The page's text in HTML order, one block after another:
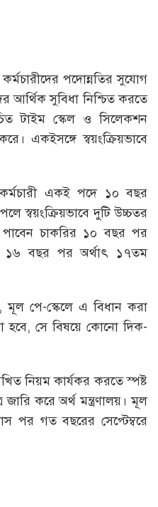
পদোন্নতির সুযোগ
আর্থিক সুবিধা নিশ্চিত করতে
টাইম স্কেল ও সিলেকশন
একইসঙ্গে স্বয়ংক্রিয়ভাবে
একই পদে ১০ বছর
স্বয়ংক্রিয়ভাবে দুটি উচ্চতর
পাবেন চাকরির ১০ বছর পর
বছর পর অর্থাৎ ১৭তম
মূল পে-স্কেলে এ বিধান করা
হবে, সে বিষয়ে কোনো দিক-
নিয়ম কার্যকর করতে স্পষ্ট
জারি করে অর্থ মন্ত্রণালয়। মূল
পর গত বছরের সেপ্টেম্বরে